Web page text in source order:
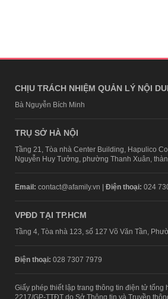
CHỊU TRÁCH NHIỆM QUẢN LÝ NỘI
Bà Nguyễn Bích Minh
TRỤ SỞ HÀ NỘI
Tầng 21, Tòa nhà Center Building, Hapulico
Nguyễn Huy Tưởng, phường Thanh Xuân,
Email: contact@afamily.vn | Điện thoại: 024
VPĐD TẠI TP.HCM
Tầng 4, Tòa nhà 123, số 127 Võ Văn Tần,
Điện thoại: 028 7307 7979
Giấy phép thiết lập trang thông tin điện tử tổng
2217/GP-TTĐT do Sở Thông tin và Truyền